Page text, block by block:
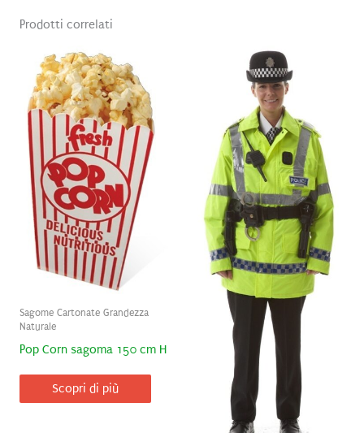
Prodotti correlati
Sagome Cartonate Grandezza
Naturale
Pop Corn sagoma 150 cm H
Scopri di più